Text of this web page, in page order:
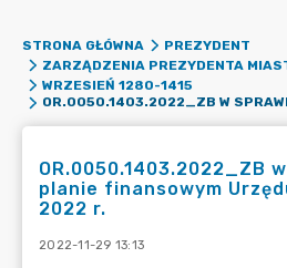
STRONA GŁÓWNA
PREZYDENT
ZARZĄDZENIA PREZYDENTA
WRZESIEŃ 1280-1415
OR.0050.1403.2022_ZB
planie finansowym
2022 r.
2022-11-29 13:13